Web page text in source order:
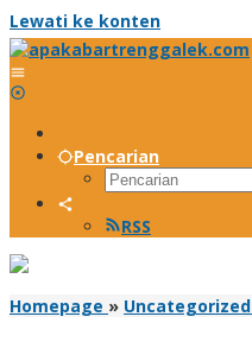
Lewati ke konten
Pencarian
RSS
Homepage » Uncategorized